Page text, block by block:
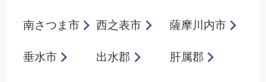
南さつま市 西之表市 薩摩川内市
垂水市 出水郡 肝属郡